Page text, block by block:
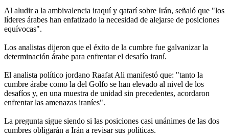
Al aludir a la ambivalencia iraquí y qatarí sobre Irán, señaló que "los
líderes árabes han enfatizado la necesidad de alejarse de posiciones
equívocas".
Los analistas dijeron que el éxito de la cumbre fue galvanizar la
determinación árabe para enfrentar el desafío iraní.
El analista político jordano Raafat Ali manifestó que: "tanto la
cumbre árabe como la del Golfo se han elevado al nivel de los
desafíos y, en una muestra de unidad sin precedentes, acordaron
enfrentar las amenazas iraníes".
La pregunta sigue siendo si las posiciones casi unánimes de las dos
cumbres obligarán a Irán a revisar sus políticas.